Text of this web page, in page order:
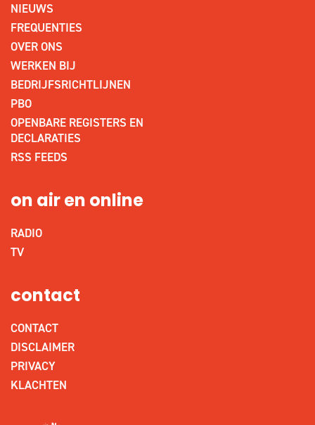
NIEUWS
FREQUENTIES
OVER ONS
WERKEN BIJ
BEDRIJFSRICHTLIJNEN
PBO
OPENBARE REGISTERS EN
DECLARATIES
RSS FEEDS
on air en online
RADIO
TV
contact
CONTACT
DISCLAIMER
PRIVACY
KLACHTEN